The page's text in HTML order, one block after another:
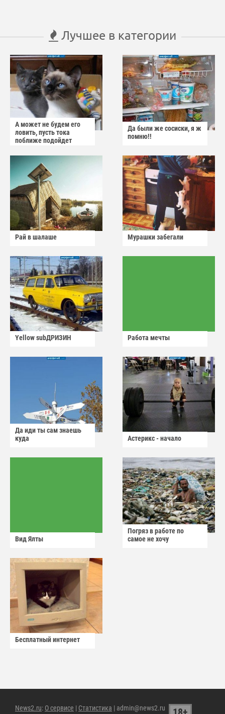
Лучшее в категории
А может не будем его
ловить, пусть тока
поближе подойдет
Да были же сосиски, я ж
помню!!
Рай в шалаше Мурашки забегали
Yellow subДРИЗИН Работа мечты
Да иди ты сам знаешь
куда
Астерикс - начало
Вид Ялты
Погряз в работе по
самое не хочу
Бесплатный интернет
News2.ru: О сервисе | Статистика | admin@news2.ru